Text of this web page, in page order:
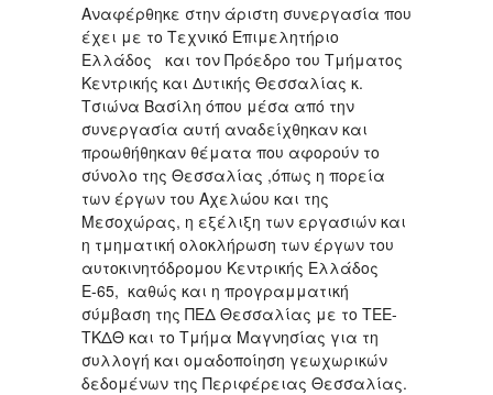
Αναφέρθηκε στην άριστη συνεργασία που
έχει με το Τεχνικό Επιμελητήριο
Ελλάδος και τον Πρόεδρο του Τμήματος
Κεντρικής και Δυτικής Θεσσαλίας κ.
Τσιώνα Βασίλη όπου μέσα από την
συνεργασία αυτή αναδείχθηκαν και
προωθήθηκαν θέματα που αφορούν το
σύνολο της Θεσσαλίας ,όπως η πορεία
των έργων του Αχελώου και της
Μεσοχώρας, η εξέλιξη των εργασιών και
η τμηματική ολοκλήρωση των έργων του
αυτοκινητόδρομου Κεντρικής Ελλάδος
Ε-65, καθώς και η προγραμματική
σύμβαση της ΠΕΔ Θεσσαλίας με το ΤΕΕ-
ΤΚΔΘ και το Τμήμα Μαγνησίας για τη
συλλογή και ομαδοποίηση γεωχωρικών
δεδομένων της Περιφέρειας Θεσσαλίας.